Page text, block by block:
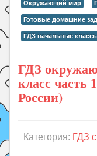
Окружающий мир
Готовые домашние
ГДЗ начальные
ГДЗ
класс
России)
Категория: ГДЗ